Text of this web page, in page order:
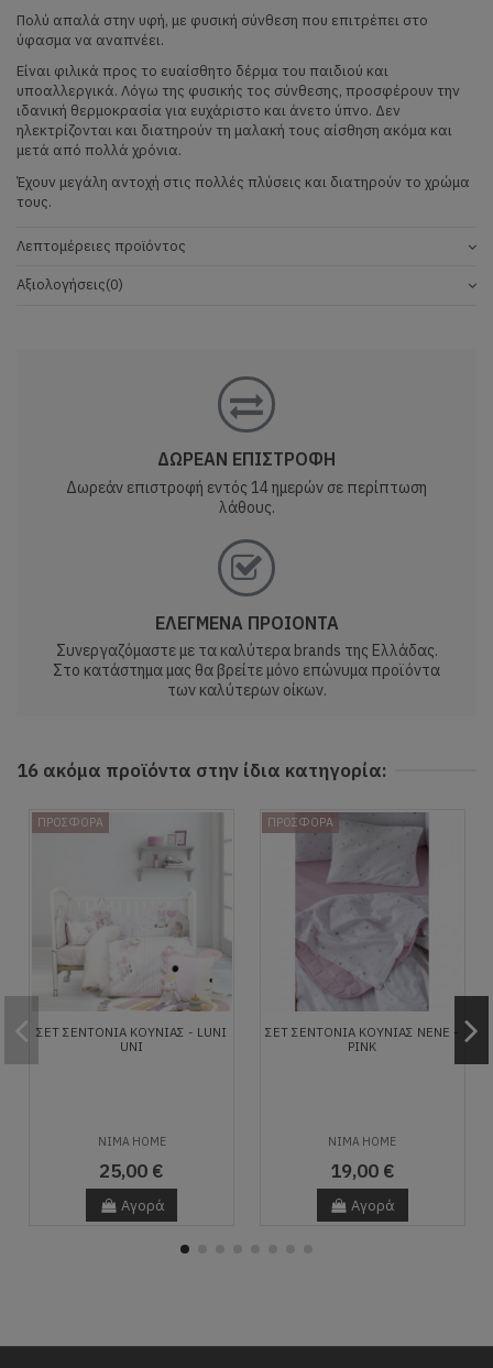
Πολύ απαλά στην υφή, με φυσική σύνθεση που επιτρέπει στο
ύφασμα να αναπνέει.
Είναι φιλικά προς το ευαίσθητο δέρμα του παιδιού και
υποαλλεργικά. Λόγω της φυσικής τος σύνθεσης, προσφέρουν την
ιδανική θερμοκρασία για ευχάριστο και άνετο ύπνο. Δεν
ηλεκτρίζονται και διατηρούν τη μαλακή τους αίσθηση ακόμα και
μετά από πολλά χρόνια.
Έχουν μεγάλη αντοχή στις πολλές πλύσεις και διατηρούν το χρώμα
τους.
Λεπτομέρειες προϊόντος
Αξιολογήσεις(0)
ΔΩΡΕΑΝ ΕΠΙΣΤΡΟΦΗ
Δωρεάν επιστροφή εντός 14 ημερών σε περίπτωση
λάθους.
ΕΛΕΓΜΕΝΑ ΠΡΟΙΟΝΤΑ
Συνεργαζόμαστε με τα καλύτερα brands της Ελλάδας.
Στο κατάστημα μας θα βρείτε μόνο επώνυμα προϊόντα
των καλύτερων οίκων.
16 ακόμα προϊόντα στην ίδια κατηγορία:
ΠΡΟΣΦΟΡΑ
ΣΕΤ ΣΕΝΤΌΝΙΑ ΚΟΎΝΙΑΣ - LUNI
UNI
NIMA HOME
25,00 €
Αγορά
ΠΡΟΣΦΟΡΑ
ΣΕΤ ΣΕΝΤΌΝΙΑ ΚΟΎΝΙΑΣ NENE -
PINK
NIMA HOME
19,00 €
Αγορά